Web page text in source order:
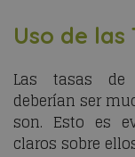
Uso de
Las tasas de
deberían ser
son. Esto es
claros sobre